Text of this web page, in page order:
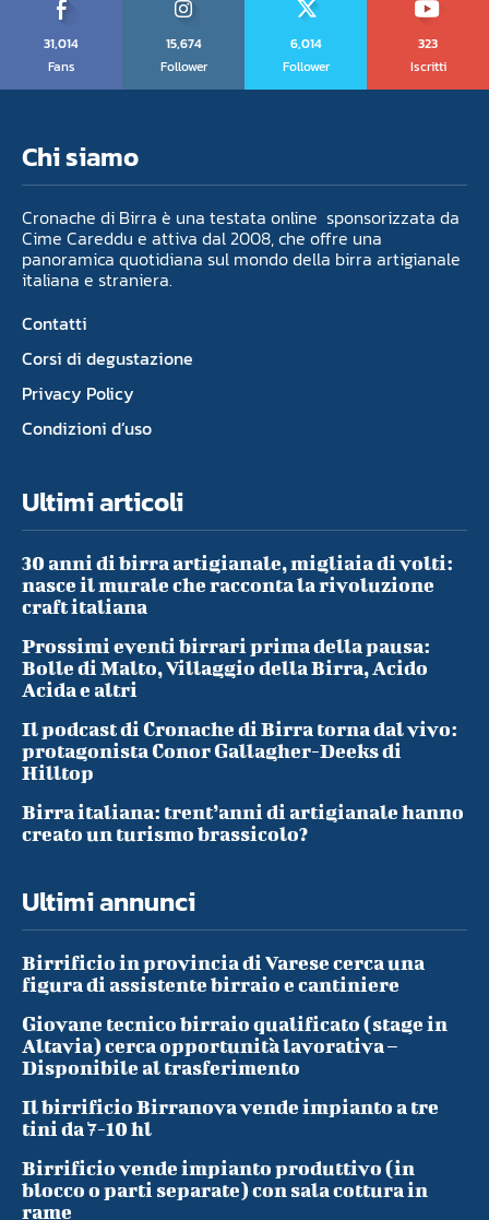
31,014
Fans
15,674
Follower
6,014
Follower
323
Iscritti
Chi siamo
Cronache di Birra è una testata online sponsorizzata da
Cime Careddu e attiva dal 2008, che offre una
panoramica quotidiana sul mondo della birra artigianale
italiana e straniera.
Contatti
Corsi di degustazione
Privacy Policy
Condizioni d’uso
Ultimi articoli
30 anni di birra artigianale, migliaia di volti:
nasce il murale che racconta la rivoluzione
craft italiana
Prossimi eventi birrari prima della pausa:
Bolle di Malto, Villaggio della Birra, Acido
Acida e altri
Il podcast di Cronache di Birra torna dal vivo:
protagonista Conor Gallagher-Deeks di
Hilltop
Birra italiana: trent’anni di artigianale hanno
creato un turismo brassicolo?
Ultimi annunci
Birrificio in provincia di Varese cerca una
figura di assistente birraio e cantiniere
Giovane tecnico birraio qualificato (stage in
Altavia) cerca opportunità lavorativa –
Disponibile al trasferimento
Il birrificio Birranova vende impianto a tre
tini da 7-10 hl
Birrificio vende impianto produttivo (in
blocco o parti separate) con sala cottura in
rame